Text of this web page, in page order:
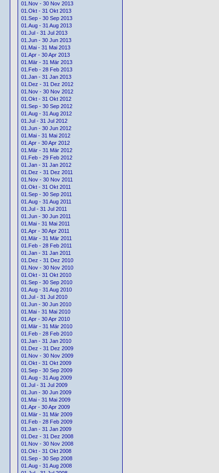
01.Nov - 30 Nov 2013
01.Okt - 31 Okt 2013
01.Sep - 30 Sep 2013
01.Aug - 31 Aug 2013
01.Jul - 31 Jul 2013
01.Jun - 30 Jun 2013
01.Mai - 31 Mai 2013
01.Apr - 30 Apr 2013
01.Mär - 31 Mär 2013
01.Feb - 28 Feb 2013
01.Jan - 31 Jan 2013
01.Dez - 31 Dez 2012
01.Nov - 30 Nov 2012
01.Okt - 31 Okt 2012
01.Sep - 30 Sep 2012
01.Aug - 31 Aug 2012
01.Jul - 31 Jul 2012
01.Jun - 30 Jun 2012
01.Mai - 31 Mai 2012
01.Apr - 30 Apr 2012
01.Mär - 31 Mär 2012
01.Feb - 29 Feb 2012
01.Jan - 31 Jan 2012
01.Dez - 31 Dez 2011
01.Nov - 30 Nov 2011
01.Okt - 31 Okt 2011
01.Sep - 30 Sep 2011
01.Aug - 31 Aug 2011
01.Jul - 31 Jul 2011
01.Jun - 30 Jun 2011
01.Mai - 31 Mai 2011
01.Apr - 30 Apr 2011
01.Mär - 31 Mär 2011
01.Feb - 28 Feb 2011
01.Jan - 31 Jan 2011
01.Dez - 31 Dez 2010
01.Nov - 30 Nov 2010
01.Okt - 31 Okt 2010
01.Sep - 30 Sep 2010
01.Aug - 31 Aug 2010
01.Jul - 31 Jul 2010
01.Jun - 30 Jun 2010
01.Mai - 31 Mai 2010
01.Apr - 30 Apr 2010
01.Mär - 31 Mär 2010
01.Feb - 28 Feb 2010
01.Jan - 31 Jan 2010
01.Dez - 31 Dez 2009
01.Nov - 30 Nov 2009
01.Okt - 31 Okt 2009
01.Sep - 30 Sep 2009
01.Aug - 31 Aug 2009
01.Jul - 31 Jul 2009
01.Jun - 30 Jun 2009
01.Mai - 31 Mai 2009
01.Apr - 30 Apr 2009
01.Mär - 31 Mär 2009
01.Feb - 28 Feb 2009
01.Jan - 31 Jan 2009
01.Dez - 31 Dez 2008
01.Nov - 30 Nov 2008
01.Okt - 31 Okt 2008
01.Sep - 30 Sep 2008
01.Aug - 31 Aug 2008